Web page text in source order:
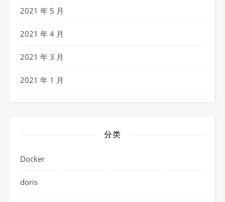
2021 年 5 月
2021 年 4 月
2021 年 3 月
2021 年 1 月
分类
Docker
doris